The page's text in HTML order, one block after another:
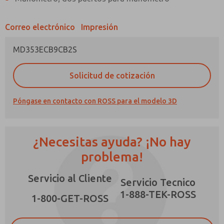
Correo electrónico Impresión
MD353ECB9CB2S
Solicitud de cotización
Póngase en contacto con ROSS para el modelo 3D
¿Necesitas ayuda? ¡No hay
problema!
Servicio al Cliente
1-800-GET-ROSS
Servicio Tecnico
1-888-TEK-ROSS
¿Método de Contacto Preferido?
Correo Electrónico
Teléfono
Envíenme actualizaciones periódicas sobre
*Sí, he leído la política de privacidad y acepto
que los datos que proporcione se recopilarán
y almacenarán electrónicamente. Mis datos se
destinados a procesar y responder a mi
solicitud. Al enviar el formulario de contacto,
acepto el procesamiento.
×